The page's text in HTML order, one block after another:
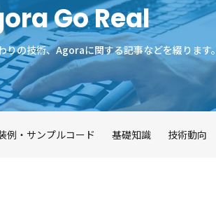
Go Real
りの技術、Agoraに関する記事などを綴ります。
例・サンプルコード 基礎知識 技術動向